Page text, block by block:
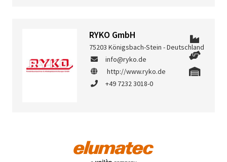
RYKO GmbH
75203 Königsbach-Stein - Deutschland
info@ryko.de
http://www.ryko.de
+49 7232 3018-0